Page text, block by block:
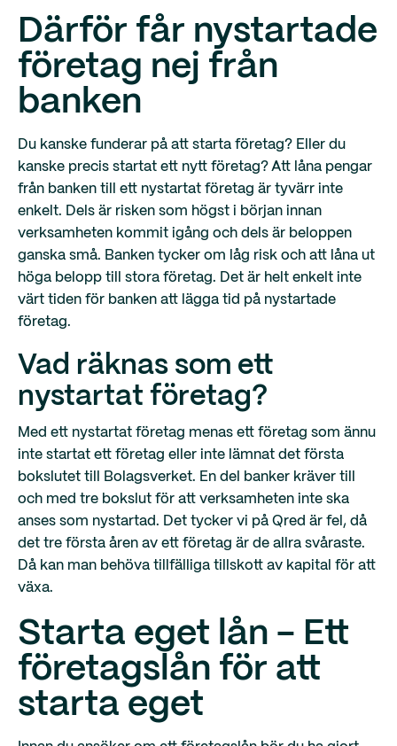
Därför får nystartade
företag nej från
banken
Du kanske funderar på att starta företag? Eller du
kanske precis startat ett nytt företag? Att låna pengar
från banken till ett nystartat företag är tyvärr inte
enkelt. Dels är risken som högst i början innan
verksamheten kommit igång och dels är beloppen
ganska små. Banken tycker om låg risk och att låna ut
höga belopp till stora företag. Det är helt enkelt inte
värt tiden för banken att lägga tid på nystartade
företag.
Vad räknas som ett
nystartat företag?
Med ett nystartat företag menas ett företag som ännu
inte startat ett företag eller inte lämnat det första
bokslutet till Bolagsverket. En del banker kräver till
och med tre bokslut för att verksamheten inte ska
anses som nystartad. Det tycker vi på Qred är fel, då
det tre första åren av ett företag är de allra svåraste.
Då kan man behöva tillfälliga tillskott av kapital för att
växa.
Starta eget lån - Ett
företagslån för att
starta eget